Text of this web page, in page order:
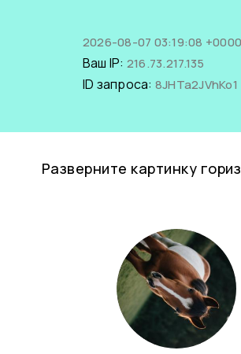
2026-08-07 03:19:08 +0000
Ваш IP: 216.73.217.135
ID запроса: 8JHTa2JVhKo1
Разверните картинку